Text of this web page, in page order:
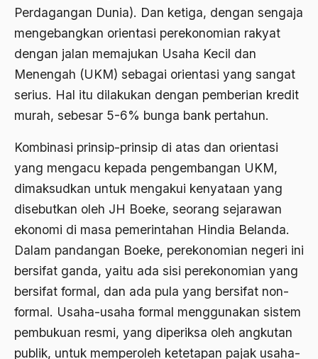
Perdagangan Dunia). Dan ketiga, dengan sengaja
mengebangkan orientasi perekonomian rakyat
dengan jalan memajukan Usaha Kecil dan
Menengah (UKM) sebagai orientasi yang sangat
serius. Hal itu dilakukan dengan pemberian kredit
murah, sebesar 5-6% bunga bank pertahun.
Kombinasi prinsip-prinsip di atas dan orientasi
yang mengacu kepada pengembangan UKM,
dimaksudkan untuk mengakui kenyataan yang
disebutkan oleh JH Boeke, seorang sejarawan
ekonomi di masa pemerintahan Hindia Belanda.
Dalam pandangan Boeke, perekonomian negeri ini
bersifat ganda, yaitu ada sisi perekonomian yang
bersifat formal, dan ada pula yang bersifat non-
formal. Usaha-usaha formal menggunakan sistem
pembukuan resmi, yang diperiksa oleh angkutan
publik, untuk memperoleh ketetapan pajak usaha-
1986
1985
1984
1983
1982
1981
1980
1979
1978
1977
1976
1974
Adil dan Makmur
Adipati Unus
Administrasi Negara
Adnan Buyung Nasution
Adopsi
Adu Pinalti
Advisors
Afganistan
Afiliasi Kultural
Afrika utara
agama